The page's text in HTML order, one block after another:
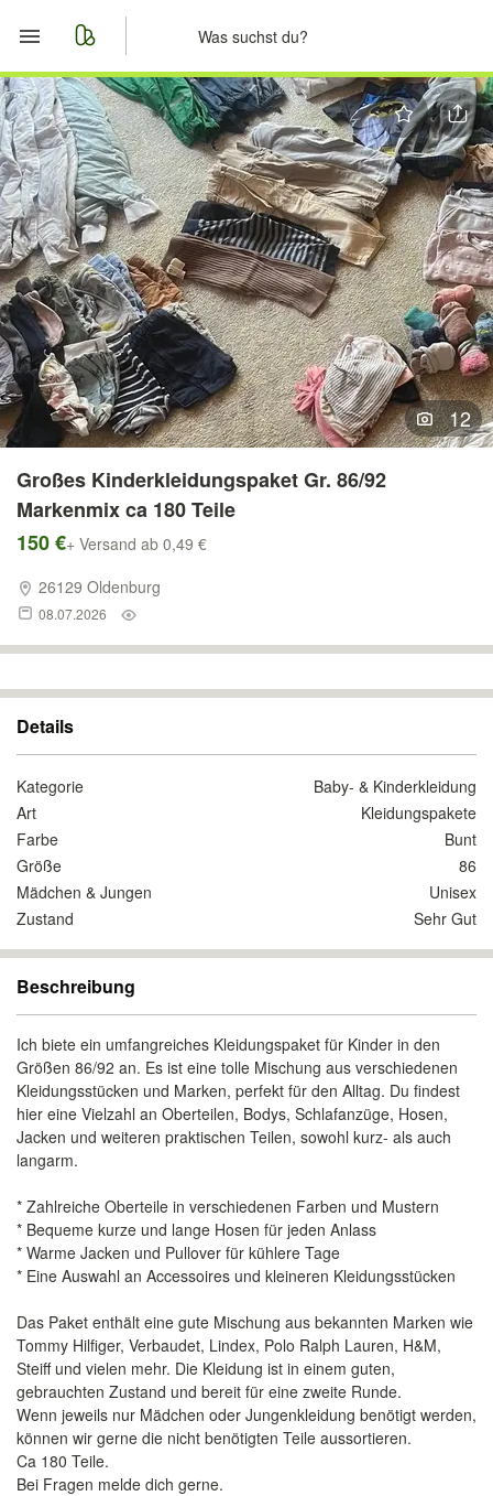
Start
Merkliste
Nachrichten
Anzeige aufgeben
12
Großes Kinderkleidungspaket Gr. 86/92
Markenmix ca 180 Teile
150 €+ Versand ab 0,49 €
26129 Oldenburg
08.07.2026
Details
Kategorie
Baby- & Kinderkleidung
Art
Kleidungspakete
Farbe
Bunt
Größe
86
Mädchen & Jungen
Unisex
Zustand
Sehr Gut
Beschreibung
Ich biete ein umfangreiches Kleidungspaket für Kinder in den
Größen 86/92 an. Es ist eine tolle Mischung aus verschiedenen
Kleidungsstücken und Marken, perfekt für den Alltag. Du findest
hier eine Vielzahl an Oberteilen, Bodys, Schlafanzüge, Hosen,
Jacken und weiteren praktischen Teilen, sowohl kurz- als auch
langarm.
* Zahlreiche Oberteile in verschiedenen Farben und Mustern
* Bequeme kurze und lange Hosen für jeden Anlass
* Warme Jacken und Pullover für kühlere Tage
* Eine Auswahl an Accessoires und kleineren Kleidungsstücken
Das Paket enthält eine gute Mischung aus bekannten Marken wie
Tommy Hilfiger, Verbaudet, Lindex, Polo Ralph Lauren, H&M,
Steiff und vielen mehr. Die Kleidung ist in einem guten,
gebrauchten Zustand und bereit für eine zweite Runde.
Wenn jeweils nur Mädchen oder Jungenkleidung benötigt werden,
können wir gerne die nicht benötigten Teile aussortieren.
Ca 180 Teile.
Bei Fragen melde dich gerne.